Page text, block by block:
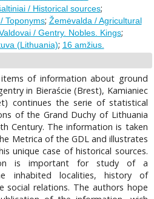
/ Historical sources;
Toponyms; Žemėvalda / Agricultural
/ Gentry. Nobles. Kings;
(Lithuania); 16 amžius.
of information about ground
in Bieraście (Brest), Kamianiec
continues the serie of statistical
of the Grand Duchy of Lithuania
Century. The information is taken
Metrica of the GDL and illustrates
unique case of historical sources.
is important for study of a
inhabited localities, history of
social relations. The authors hope